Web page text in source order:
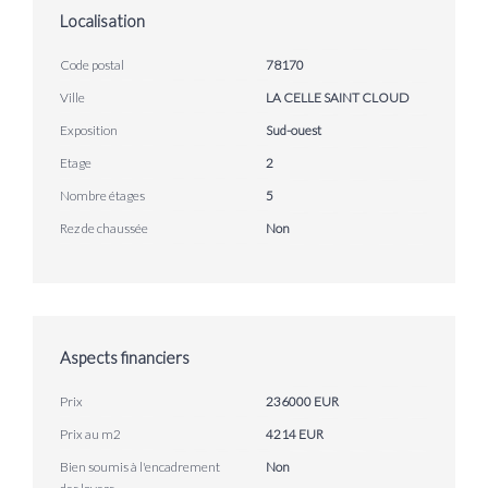
Localisation
Code postal
78170
Ville
LA CELLE SAINT CLOUD
Exposition
Sud-ouest
Etage
2
Nombre étages
5
Rez de chaussée
Non
Aspects financiers
Prix
236000 EUR
Prix au m2
4214 EUR
Bien soumis à l'encadrement
Non